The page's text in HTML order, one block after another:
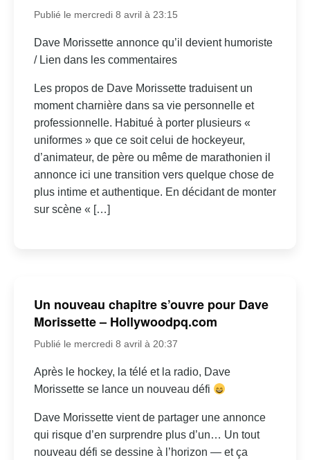
Publié le mercredi 8 avril à 23:15
Dave Morissette annonce qu’il devient humoriste
/ Lien dans les commentaires
Les propos de Dave Morissette traduisent un
moment charnière dans sa vie personnelle et
professionnelle. Habitué à porter plusieurs «
uniformes » que ce soit celui de hockeyeur,
d’animateur, de père ou même de marathonien il
annonce ici une transition vers quelque chose de
plus intime et authentique. En décidant de monter
sur scène « […]
Un nouveau chapitre s’ouvre pour Dave
Morissette – Hollywoodpq.com
Publié le mercredi 8 avril à 20:37
Après le hockey, la télé et la radio, Dave
Morissette se lance un nouveau défi
Dave Morissette vient de partager une annonce
qui risque d’en surprendre plus d’un… Un tout
nouveau défi se dessine à l’horizon — et ça